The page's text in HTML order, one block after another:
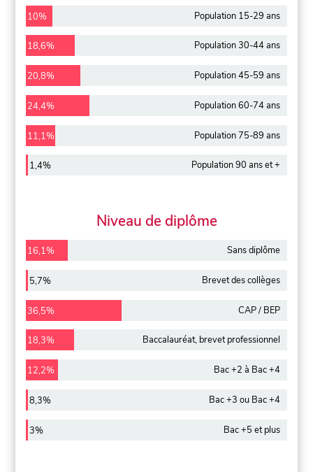
10% Population 15-29 ans
18,6% Population 30-44 ans
20,8% Population 45-59 ans
24,4% Population 60-74 ans
11,1% Population 75-89 ans
1,4% Population 90 ans et +
Niveau de diplôme
16,1% Sans diplôme
5,7% Brevet des collèges
36,5% CAP / BEP
18,3% Baccalauréat, brevet professionnel
12,2% Bac +2 à Bac +4
8,3% Bac +3 ou Bac +4
3% Bac +5 et plus